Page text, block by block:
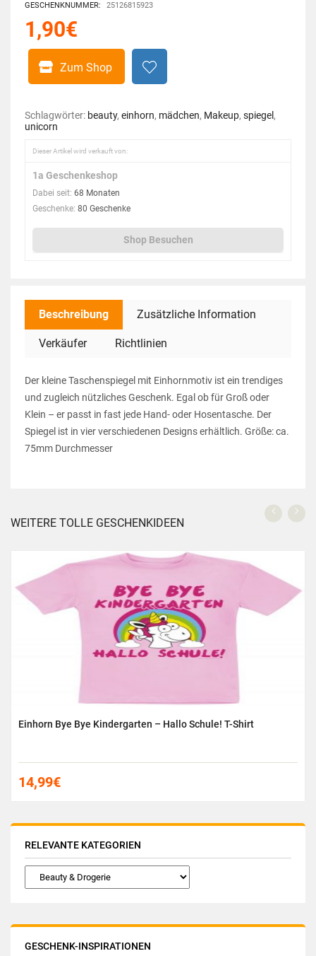
RELEVANTE KATEGORIEN
GESCHENK-INSPIRATIONEN
GESCHENKNUMMER: 25126815923
1,90€
Zum Shop
Schlagwörter: beauty, einhorn, mädchen, Makeup, spiegel ,
unicorn
Dieser Artikel wird verkauft von:
1a Geschenkeshop
Dabei seit: 68 Monaten
Geschenke: 80 Geschenke
Shop Besuchen
Beschreibung Zusätzliche Information
Verkäufer Richtlinien
Der kleine Taschenspiegel mit Einhornmotiv ist ein trendiges
und zugleich nützliches Geschenk. Egal ob für Groß oder
Klein – er passt in fast jede Hand- oder Hosentasche. Der
Spiegel ist in vier verschiedenen Designs erhältlich. Größe: ca.
75mm Durchmesser
WEITERE TOLLE GESCHENKIDEEN
Einhorn Bye Bye Kindergarten – Hallo Schule! T-Shirt
14,99€